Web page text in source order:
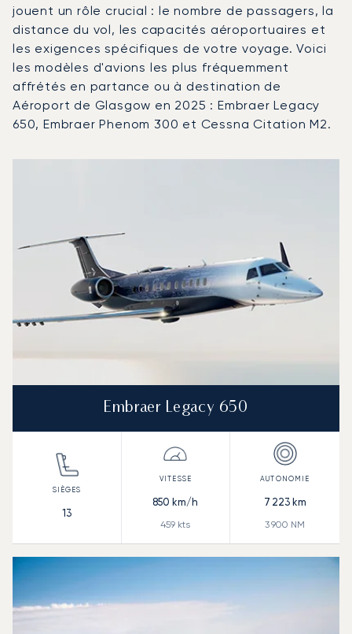
jouent un rôle crucial : le nombre de passagers, la
distance du vol, les capacités aéroportuaires et
les exigences spécifiques de votre voyage. Voici
les modèles d'avions les plus fréquemment
affrétés en partance ou à destination de
Aéroport de Glasgow en 2025 : Embraer Legacy
650, Embraer Phenom 300 et Cessna Citation M2.
Embraer Legacy 650
13
850 km/h
459 kts
7 223km
3 900 NM